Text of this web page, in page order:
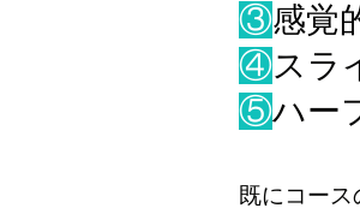
③感覚
④スラ
⑤ハー
既にコー